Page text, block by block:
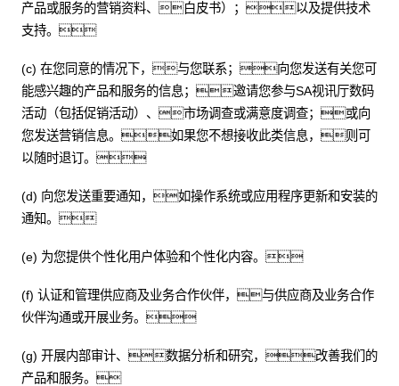
产品或服务的营销资料、白皮书）；以及提供技术
支持。
(c) 在您同意的情况下，与您联系；向您发送有关您可
能感兴趣的产品和服务的信息；邀请您参与SA视讯厅数码
活动（包括促销活动）、市场调查或满意度调查；或向
您发送营销信息。如果您不想接收此类信息，则可
以随时退订。
(d) 向您发送重要通知，如操作系统或应用程序更新和安装的
通知。
(e) 为您提供个性化用户体验和个性化内容。
(f) 认证和管理供应商及业务合作伙伴，与供应商及业务合作
伙伴沟通或开展业务。
(g) 开展内部审计、数据分析和研究，改善我们的
产品和服务。